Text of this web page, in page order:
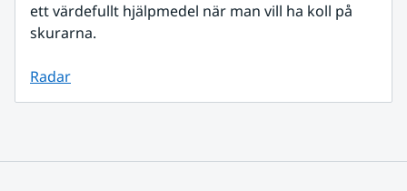
ett värdefullt hjälpmedel när man vill ha koll på
skurarna.
Radar